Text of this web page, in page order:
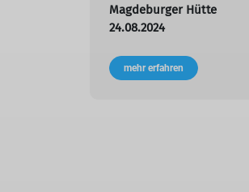
Magdeburger Hütte
24.08.2024
mehr erfahren